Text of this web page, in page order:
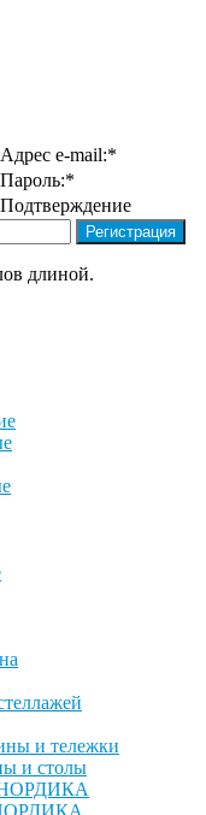
Адрес e-mail:*
Пароль:*
Подтверждение
длиной.
и тележки
и столы
НОРДИКА
НОРДИКА